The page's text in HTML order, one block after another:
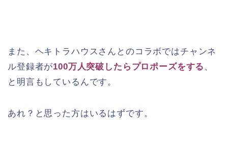
また、ヘキトラハウスさんとのコラボではチャンネ
ル登録者が100万人突破したらプロポーズをする 、
と明言もしているんです。
あれ？と思った方はいるはずです。